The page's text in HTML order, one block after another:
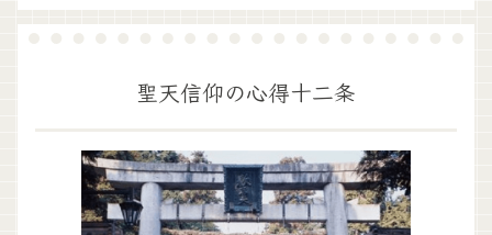
聖天信仰の心得十二条